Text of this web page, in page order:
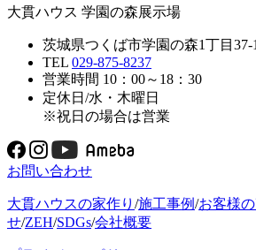
大貫ハウス 学園の森展示場
茨城県つくば市学園の森1丁目37-1
TEL 029-875-8237
営業時間 10：00～18：30
定休日/水・木曜日
※祝日の場合は営業
お問い合わせ
大貫ハウスの家作り /施工事例/お客様
せ/ZEH/SDGs/会社概要